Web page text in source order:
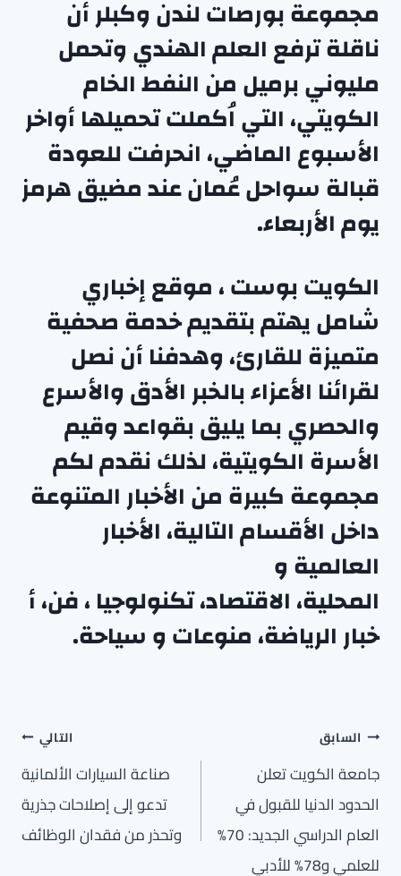
مجموعة بورصات لندن وكبلر أن
ناقلة ترفع العلم الهندي وتحمل
مليوني برميل من النفط الخام
الكويتي، التي اُكملت تحميلها أواخر
الأسبوع الماضي، انحرفت للعودة
قبالة سواحل عُمان عند مضيق هرمز
يوم الأربعاء.
الكويت بوست ، موقع إخباري
شامل يهتم بتقديم خدمة صحفية
متميزة للقارئ، وهدفنا أن نصل
لقرائنا الأعزاء بالخبر الأدق والأسرع
والحصري بما يليق بقواعد وقيم
الأسرة الكويتية، لذلك نقدم لكم
مجموعة كبيرة من الأخبار المتنوعة
داخل الأقسام التالية،الأخبار
العالميةو
المحلية،الاقتصاد،تكنولوجيا،فن،أ
خبار الرياضة،منوعاتوسياحة.
تصفّح
المقالات
السابق
جامعة الكويت تعلن
الحدود الدنيا للقبول في
العام الدراسي الجديد: 70%
للعلمي و78% للأدبي
التالي
صناعة السيارات الألمانية
تدعو إلى إصلاحات جذرية
وتحذر من فقدان الوظائف